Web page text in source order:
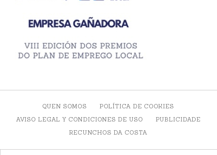
QUEN SOMOS
POLÍTICA DE COOKIES
AVISO LEGAL Y CONDICIONES DE USO
PUBLICIDADE
RECUNCHOS DA COSTA